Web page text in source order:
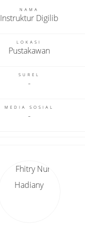
NAMA
Instruktur Digilib
LOKASI
Pustakawan
SUREL
MEDIA SOSIAL